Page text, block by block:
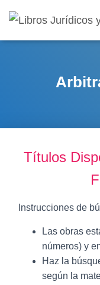
Títulos
Instrucciones de
Las obras
números) y
Haz la
según la